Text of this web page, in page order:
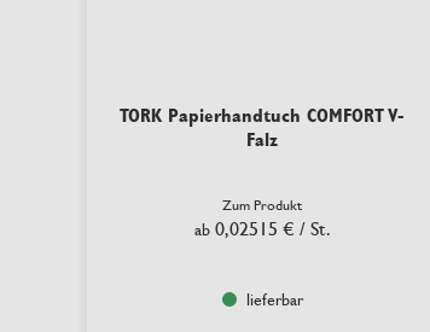
TORK Papierhandtuch COMFORT V-
Falz
Zum Produkt
ab 0,02515 € / St.
lieferbar